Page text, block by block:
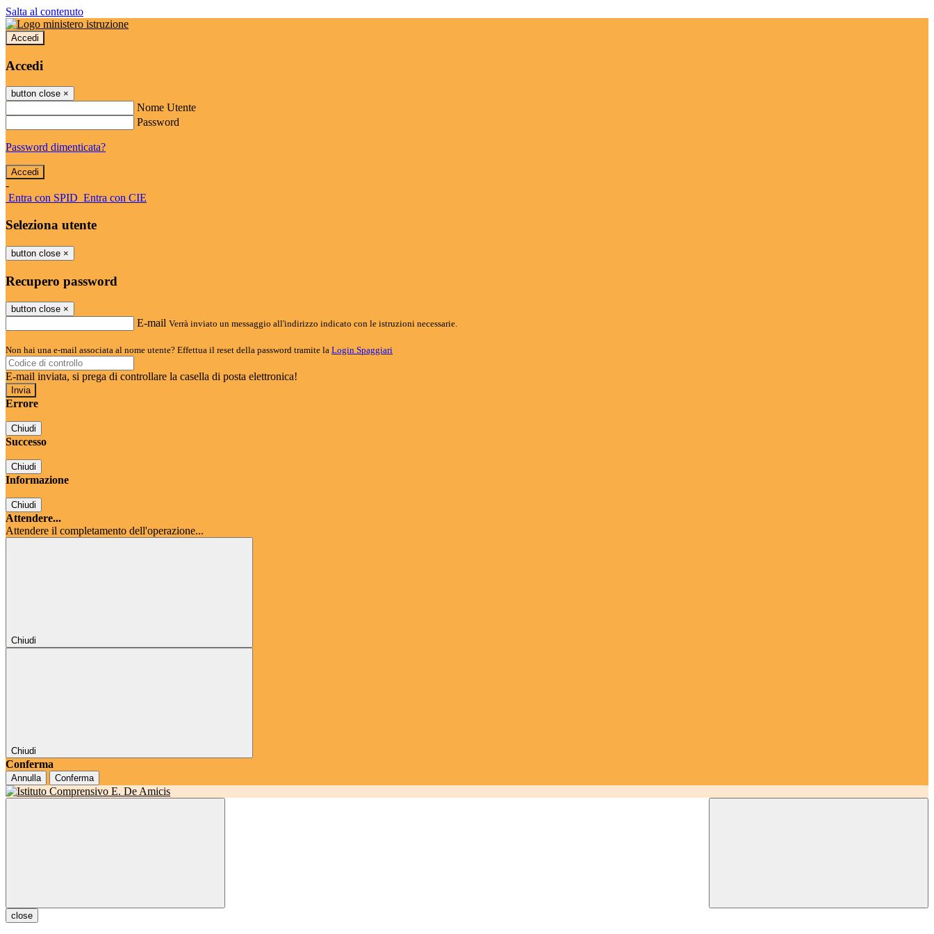
Salta al contenuto
Accedi
Accedi
button close ×
Nome Utente
Password
Password dimenticata?
-
Entra con SPID Entra con CIE
Seleziona utente
button close ×
Recupero password
button close ×
E-mail Verrà inviato un messaggio all'indirizzo indicato con le istruzioni necessarie.
Non hai una e-mail associata al nome utente? Effettua il reset della password tramite la Login Spaggiari
E-mail inviata, si prega di controllare la casella di posta elettronica!
Errore
Chiudi
Successo
Chiudi
Informazione
Chiudi
Attendere...
Attendere il completamento dell'operazione...
Chiudi
Chiudi
Conferma
Annulla Conferma
close